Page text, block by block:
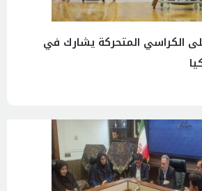
الكراسي المتحركة يشارك في